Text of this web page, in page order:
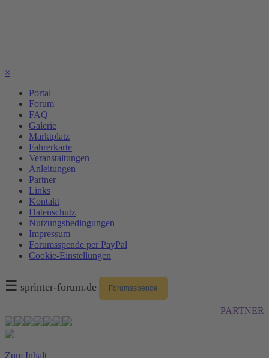
×
Portal
Forum
FAQ
Galerie
Marktplatz
Fahrerkarte
Veranstaltungen
Anleitungen
Partner
Links
Kontakt
Datenschutz
Nutzungsbedingungen
Impressum
Forumsspende per PayPal
Cookie-Einstellungen
☰ sprinter-forum.de Forumsspende
PARTNER
Zum Inhalt